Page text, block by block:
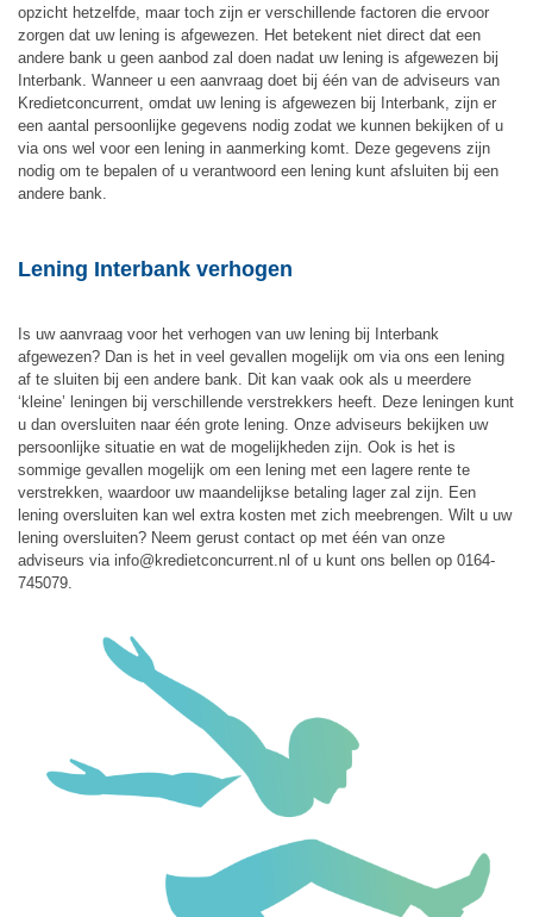
opzicht hetzelfde, maar toch zijn er verschillende factoren die ervoor
zorgen dat uw lening is afgewezen. Het betekent niet direct dat een
andere bank u geen aanbod zal doen nadat uw lening is afgewezen bij
Interbank. Wanneer u een aanvraag doet bij één van de adviseurs van
Kredietconcurrent, omdat uw lening is afgewezen bij Interbank, zijn er
een aantal persoonlijke gegevens nodig zodat we kunnen bekijken of u
via ons wel voor een lening in aanmerking komt. Deze gegevens zijn
nodig om te bepalen of u verantwoord een lening kunt afsluiten bij een
andere bank.
Lening Interbank verhogen
Is uw aanvraag voor het verhogen van uw lening bij Interbank
afgewezen? Dan is het in veel gevallen mogelijk om via ons een lening
af te sluiten bij een andere bank. Dit kan vaak ook als u meerdere
‘kleine’ leningen bij verschillende verstrekkers heeft. Deze leningen kunt
u dan oversluiten naar één grote lening. Onze adviseurs bekijken uw
persoonlijke situatie en wat de mogelijkheden zijn. Ook is het is
sommige gevallen mogelijk om een lening met een lagere rente te
verstrekken, waardoor uw maandelijkse betaling lager zal zijn. Een
lening oversluiten kan wel extra kosten met zich meebrengen. Wilt u uw
lening oversluiten? Neem gerust contact op met één van onze
adviseurs via info@kredietconcurrent.nl of u kunt ons bellen op 0164-
745079.